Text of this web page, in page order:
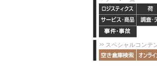
スペシャルコンテ